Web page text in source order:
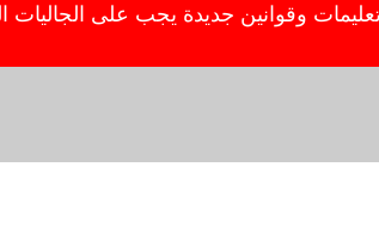
وقوانين جديدة يجب على الجاليات